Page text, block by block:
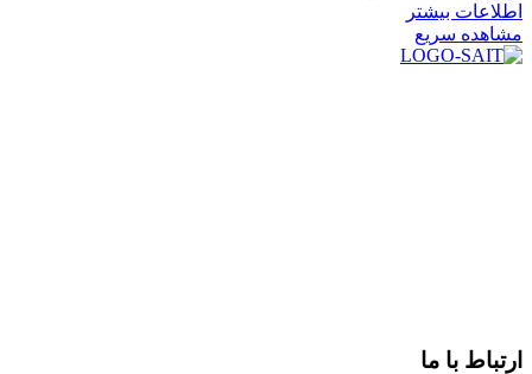
اطلاعات بیشتر
مشاهده سریع
ارتباط با ما